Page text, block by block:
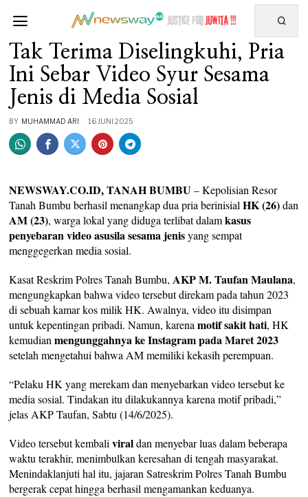
Tak Terima Diselingkuhi, Pria
Ini Sebar Video Syur Sesama
Jenis di Media Sosial
BY MUHAMMAD ARI 16 JUNI 2025
NEWSWAY.CO.ID, TANAH BUMBU– Kepolisian Resor
Tanah Bumbu berhasil menangkap dua pria berinisialHK (26)dan
AM (23), warga lokal yang diduga terlibat dalamkasus
penyebaran video asusila sesama jenisyang sempat
menggegerkan media sosial.
Kasat Reskrim Polres Tanah Bumbu, AKP M. Taufan Maulana,
mengungkapkan bahwa video tersebut direkam pada tahun 2023
di sebuah kamar kos milik HK. Awalnya, video itu disimpan
untuk kepentingan pribadi. Namun, karenamotif sakit hati, HK
kemudianmengunggahnya ke Instagram pada Maret 2023
setelah mengetahui bahwa AM memiliki kekasih perempuan.
“Pelaku HK yang merekam dan menyebarkan video tersebut ke
media sosial. Tindakan itu dilakukannya karena motif pribadi,”
jelas AKP Taufan, Sabtu (14/6/2025).
Video tersebut kembaliviraldan menyebar luas dalam beberapa
waktu terakhir, menimbulkan keresahan di tengah masyarakat.
Menindaklanjuti hal itu, jajaran Satreskrim Polres Tanah Bumbu
bergerak cepat hingga berhasil mengamankan keduanya.